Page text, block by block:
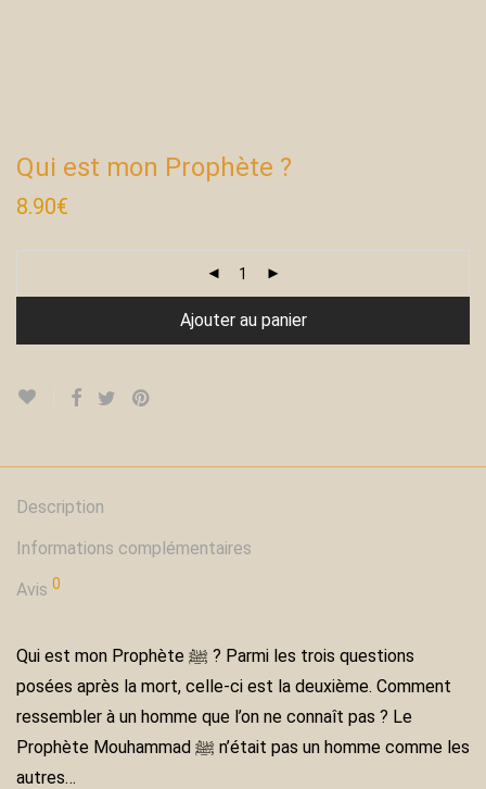
Qui est mon Prophète ?
8.90€
Ajouter au panier
Description
Informations complémentaires
Avis 0
Qui est mon Prophète ﷺ ? Parmi les trois questions
posées après la mort, celle-ci est la deuxième. Comment
ressembler à un homme que l’on ne connaît pas ? Le
Prophète Mouhammad ﷺ n’était pas un homme comme les
autres…